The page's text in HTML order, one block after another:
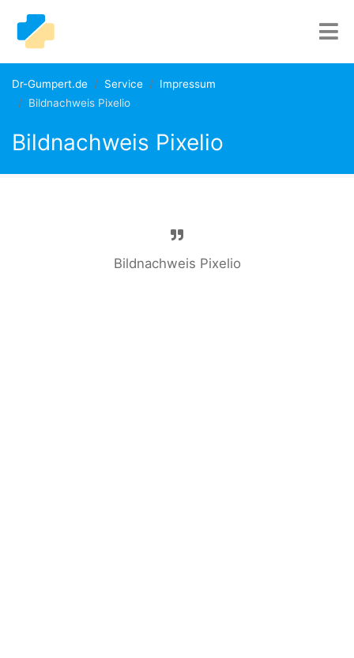
Dr-Gumpert.de Service
Impressum
Bildnachweis Pixelio
Bildnachweis Pixelio
Bildnachweis Pixelio